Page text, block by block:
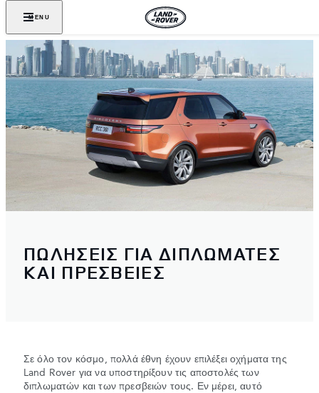
MENU
ΠΩΛΗΣΕΙΣ ΓΙΑ ΔΙΠΛΩΜΑΤΕΣ
ΚΑΙ ΠΡΕΣΒΕΙΕΣ
Σε όλο τον κόσμο, πολλά έθνη έχουν επιλέξει οχήματα της
Land Rover για να υποστηρίξουν τις αποστολές των
διπλωματών και των πρεσβειών τους. Εν μέρει, αυτό